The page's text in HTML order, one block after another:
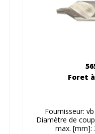
Foret
Fournisseur:
Diamètre de
max. [mm]: